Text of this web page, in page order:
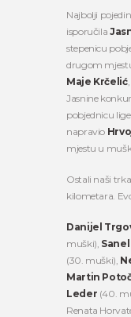
Najbolji
isporučila
stepenicu
drugom
Maje Krčelić
Jasnine
pobjednicu
napravio
mjestu u
Ostali naši
kilometara.
Danijel
muški),
(30. muški),
Martin
Leder (40.
Renata